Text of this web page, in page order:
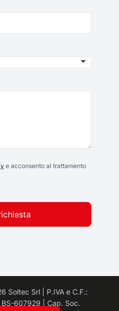
e acconsento al trattamento
Soltec Srl | P.IVA e C.F.:
607929 | Cap. Soc.